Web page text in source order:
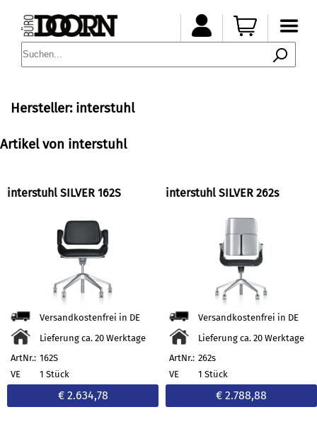
Hersteller: interstuhl
Artikel von interstuhl
interstuhl SILVER 162S
Versandkostenfrei in DE
Lieferung ca. 20 Werktage
ArtNr.: 162S
VE
1 Stück
€ 2.634,78
interstuhl SILVER 262s
Versandkostenfrei in DE
Lieferung ca. 20 Werktage
ArtNr.: 262s
VE
1 Stück
€ 2.788,88